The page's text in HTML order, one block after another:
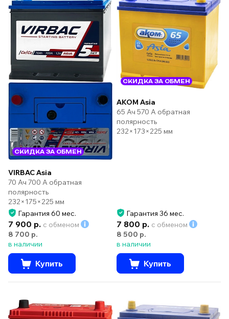
СКИДКА ЗА ОБМЕН
VIRBAC Asia
70 Ач 700 А обратная
полярность
232×175×225 мм
Гарантия 60 мес.
7 900 р. с обменом
8 700 р.
в наличии
Купить
СКИДКА ЗА ОБМЕН
AKOM Asia
65 Ач 570 А обратная
полярность
232×173×225 мм
Гарантия 36 мес.
7 800 р. с обменом
8 500 р.
в наличии
Купить